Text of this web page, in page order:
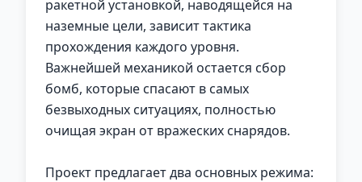
ракетной установкой, наводящейся на
наземные цели, зависит тактика
прохождения каждого уровня.
Важнейшей механикой остается сбор
бомб, которые спасают в самых
безвыходных ситуациях, полностью
очищая экран от вражеских снарядов.
Проект предлагает два основных режима: